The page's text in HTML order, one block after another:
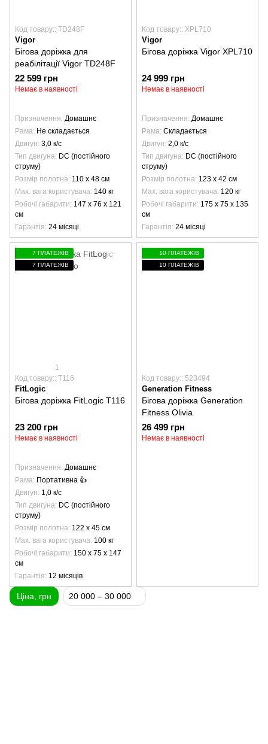
Код товару:: TD248F
Vigor
Бігова доріжка для
реабілітації Vigor TD248F
22 599 грн
Немає в наявності
Призначення Домашнє
Рама Не складається
Двигун 3,0 к/с
Тип двигуна DC (постійного
струму)
Розмір полотна 110 х 48 см
Max. вага користувача 140 кг
Робочі габарити 147 х 76 х 121
см
Гарантія 24 місяці
Код товару:: XPL710
Vigor
Бігова доріжка Vigor XPL710
24 999 грн
Немає в наявності
Призначення Домашнє
Рама Складається
Двигун 2,0 к/с
Тип двигуна DC (постійного
струму)
Розмір полотна 123 х 42 см
Max. вага користувача 120 кг
Робочі габарити 175 х 75 х 135
см
Гарантія 24 місяці
7 ПЛАТЕЖІВ
7 ПЛАТЕЖІВ
1
Код товару:: T116
FitLogic
Бігова доріжка FitLogic T116
23 200 грн
Немає в наявності
Призначення Домашнє
Рама Портативна 👍
Двигун 1,0 к/с
Тип двигуна DC (постійного
струму)
Розмір полотна 122 х 45 см
Max. вага користувача 100 кг
Робочі габарити 150 х 75 х 147
см
Гарантія 12 місяців
10 ПЛАТЕЖІВ
10 ПЛАТЕЖІВ
Код товару:: 523494
Generation Fitness
Бігова доріжка Generation
Fitness Olivia
26 499 грн
Немає в наявності
Ціна, грн 20 000 – 30 000